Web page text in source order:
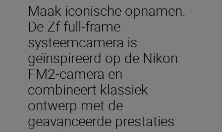
Maak iconische opnamen.
De Zf full-frame
systeemcamera is
geïnspireerd op de Nikon
FM2-camera en
combineert klassiek
ontwerp met de
geavanceerde prestaties